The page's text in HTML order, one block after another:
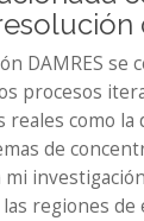
DAMRES
procesos
como
de
regiones